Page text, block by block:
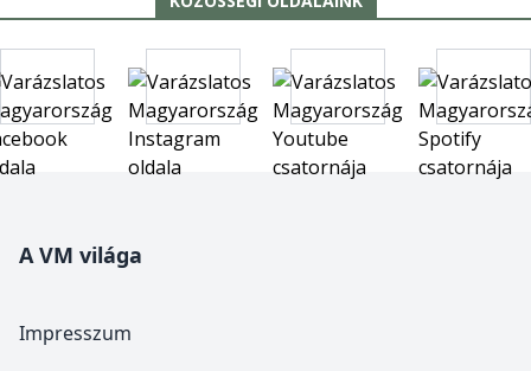
A VM világa
Impresszum